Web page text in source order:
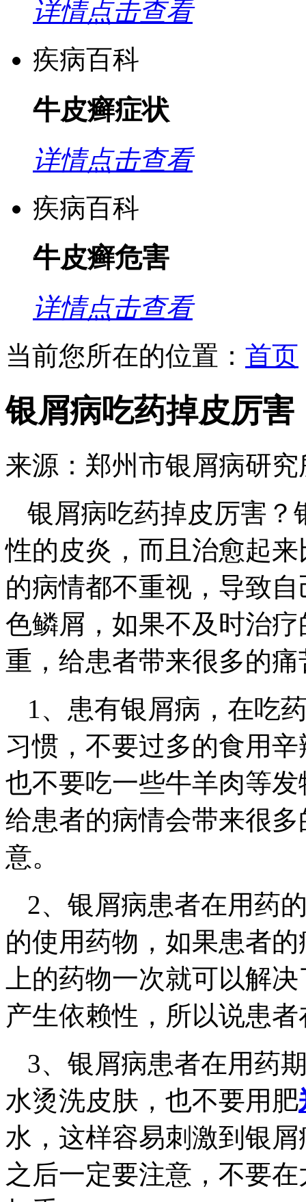
详情点击查看
疾病百科
牛皮癣症状
详情点击查看
疾病百科
牛皮癣危害
详情点击查看
当前您所在的位置： 首页
银屑病吃药掉皮厉害
来源：郑州市银屑病研
银屑病吃药掉皮厉害？
性的皮炎，而且治愈起
的病情都不重视，导致
色鳞屑，如果不及时治
重，给患者带来很多的
1、患有银屑病，在吃
习惯，不要过多的食用
也不要吃一些牛羊肉等
给患者的病情会带来很
意。
2、银屑病患者在用药
的使用药物，如果患者
上的药物一次就可以解
产生依赖性，所以说患
3、银屑病患者在用药
水烫洗皮肤，也不要用肥
水，这样容易刺激到银
之后一定要注意，不要